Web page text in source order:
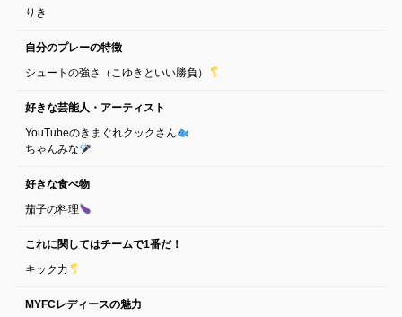
りき
自分のプレーの特徴
シュートの強さ（こゆきといい勝負）
好きな芸能人・アーティスト
YouTubeのきまぐれクックさん
ちゃんみな
好きな食べ物
茄子の料理
これに関してはチームで1番だ！
キック力
MYFCレディースの魅力